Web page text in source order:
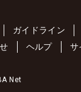
ガイドライン
ヘルプ サ
Net